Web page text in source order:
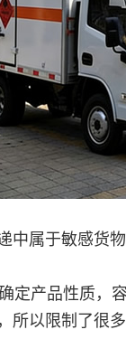
中属于敏感货
定产品性质，
所以限制了很